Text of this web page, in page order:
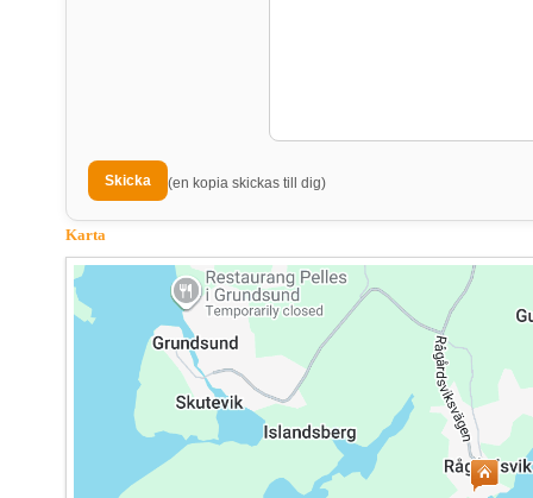
(en kopia skickas till dig)
Karta